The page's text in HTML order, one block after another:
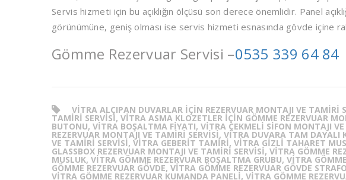
Servis hizmeti için bu açıklığın ölçüsü son derece önemlidir. Panel
görünümüne, geniş olması ise servis hizmeti esnasında gövde içine
Gömme Rezervuar Servisi –0535 339 64 84
VITRA ALÇIPAN DUVARLAR IÇIN REZERVUAR MONTAJI VE TAMIRI
TAMIRI SERVISI, VITRA ASMA KLOZETLER IÇIN GÖMME REZERVUAR
BUTONU, VITRA BOŞALTMA FIYATI, VITRA ÇEKMELI SIFON MONTAJI
REZERVUAR MONTAJI VE TAMIRI SERVISI, VITRA DUVARA TAM DAYALI
VE TAMIRI SERVISI, VITRA GEBERIT TAMIRI, VITRA GIZLI TAHARET
GLASSBOX REZERVUAR MONTAJI VE TAMIRI SERVISI, VITRA GÖMME
MUSLUK, VITRA GÖMME REZERVUAR BOŞALTMA GRUBU, VITRA
GÖMME REZERVUAR GÖVDE, VITRA GÖMME REZERVUAR GÖVDE
VITRA GÖMME REZERVUAR KUMANDA PANELI, VITRA GÖMME